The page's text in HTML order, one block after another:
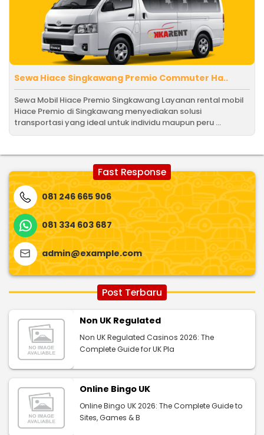
Sewa Hiace Singkawang Premio Commuter Ha..
Sewa Mobil Hiace Premio Singkawang Layanan rental mobil
Hiace Premio di Singkawang menyediakan solusi
transportasi yang ideal untuk individu maupun peru ...
Fast Response
081 246 665 906
081 334 603 687
admin@example.com
Post Terbaru
Non UK Regulated
Non UK Regulated Casinos 2026: The
Complete Guide for UK Pla
Online Bingo UK
Online Bingo UK 2026: The Complete Guide to
Sites, Games & B